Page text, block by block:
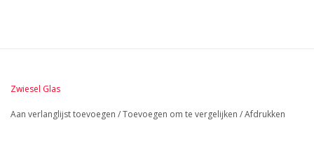
Zwiesel Glas
Aan verlanglijst toevoegen /Toevoegen om te vergelijken /Afdrukken